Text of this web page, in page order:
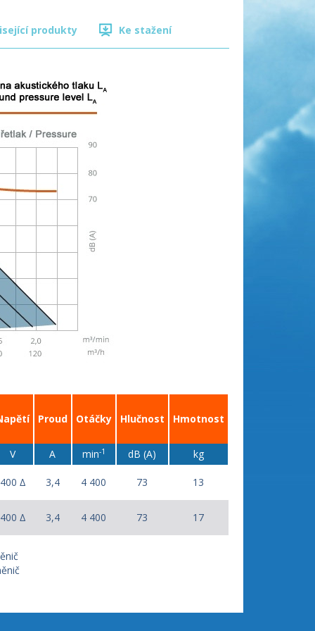
produkty Ke stažení
Proud Otáčky Hlučnost Hmotnost
V A min-1 dB (A) kg
400 ∆ 3,4 4 400 73 13
400 ∆ 3,4 4 400 73 17